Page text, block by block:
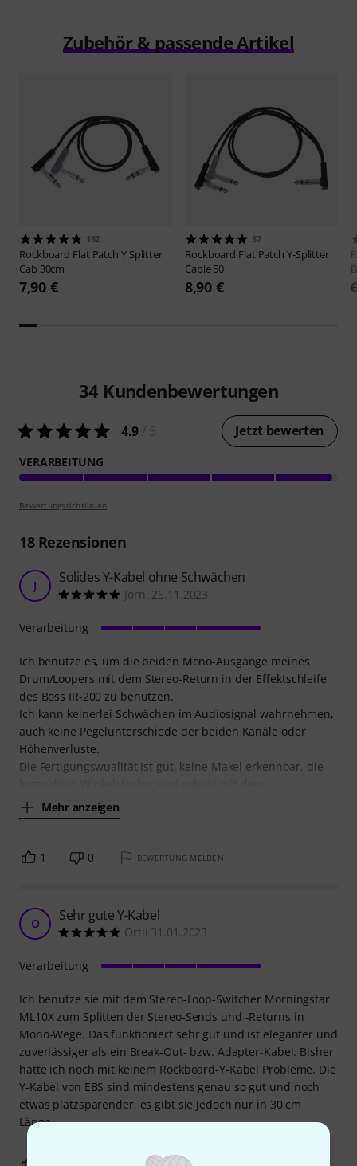
Zubehör & passende Artikel
162
Rockboard Flat Patch Y Splitter
Cab 30cm
7,90 €
57
Rockboard Flat Patch Y-Splitter
Cable 50
8,90 €
34 Kundenbewertungen
4.9 Jetzt bewerten
VERARBEITUNG
Bewertungsrichtlinien
18Rezensionen
J Solides Y-Kabel ohne Schwächen
Jörn. 25.11.2023
Ich benutze es, um die beiden Mono-Ausgänge meines
Drum/Loopers mit dem Stereo-Return in der Effektschleife
des Boss IR-200 zu benutzen.
Ich kann keinerlei Schwächen im Audiosignal wahrnehmen,
auch keine Pegelunterschiede der beiden Kanäle oder
Höhenverluste.
Die Fertigungswualität ist gut, keine Makel erkennbar, die
Mehr anzeigen
Verarbeitung
1 0 BEWERTUNG MELDEN
O Sehr gute Y-Kabel
Ortli 31.01.2023
Ich benutze sie mit dem Stereo-Loop-Switcher Morningstar
ML10X zum Splitten der Stereo-Sends und -Returns in
Mono-Wege. Das funktioniert sehr gut und ist eleganter und
zuverlässiger als ein Break-Out- bzw. Adapter-Kabel. Bisher
hatte ich noch mit keinem Rockboard-Y-Kabel Probleme. Die
Y-Kabel von EBS sind mindestens genau so gut und noch
etwas platzsparender, es gibt sie jedoch nur in 30 cm
Länge.
Verarbeitung
BEWERTUNG MELDEN